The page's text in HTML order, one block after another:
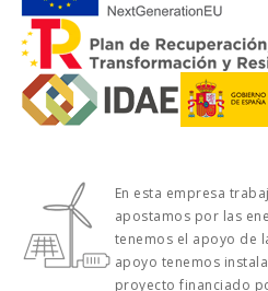
En esta empresa
apostamos por las
tenemos el apoyo de
apoyo tenemos
proyecto financiado